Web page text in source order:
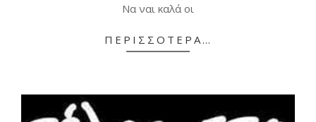
Να ναι καλά οι
ΠΕΡΙΣΣΌΤΕΡΑ…